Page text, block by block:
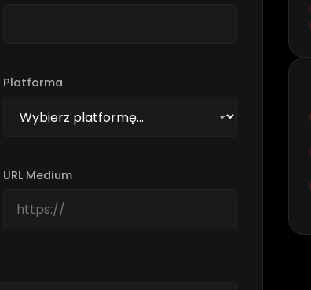
Platforma
URL Medium